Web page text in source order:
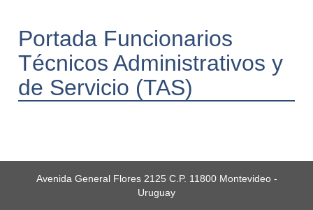
Portada Funcionarios
Técnicos Administrativos y
de Servicio (TAS)
Avenida General Flores 2125 C.P. 11800 Montevideo -
Uruguay